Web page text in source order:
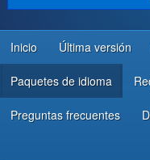
COMUNIDAD Y AYUDA
RECURSOS PARA
Inicio Última versión
Paquetes de idioma
Preguntas frecuentes